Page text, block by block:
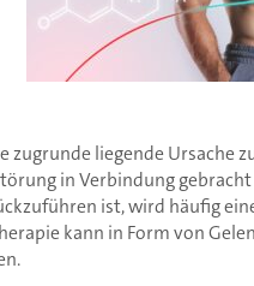
liegende Ursache
in Verbindung
ist, wird häufig
kann in Form von